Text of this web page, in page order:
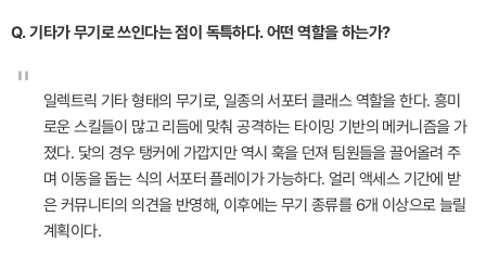
Q. 기타가 무기로 쓰인다는 점이 독특하다. 어떤 역할을 하는가?
"
일렉트릭 기타 형태의 무기로, 일종의 서포터 클래스 역할을 한다. 흥미
로운 스킬들이 많고 리듬에 맞춰 공격하는 타이밍 기반의 메커니즘을 가
졌다. 닻의 경우 탱커에 가깝지만 역시 훅을 던져 팀원들을 끌어올려 주
며 이동을 돕는 식의 서포터 플레이가 가능하다. 얼리 액세스 기간에 받
은 커뮤니티의 의견을 반영해, 이후에는 무기 종류를 6개 이상으로 늘릴
계획이다.